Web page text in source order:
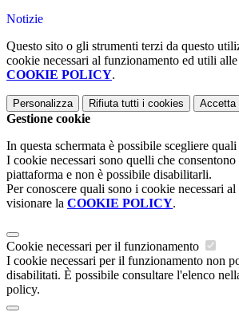
Notizie
Questo sito o gli strumenti terzi da questo
cookie necessari al funzionamento ed utili
COOKIE POLICY.
Personalizza Rifiuta tutti i cookies Accetta
Gestione cookie
In questa schermata è possibile scegliere
I cookie necessari sono quelli che
piattaforma e non è possibile disabilitarli.
Per conoscere quali sono i cookie necessari
visionare la COOKIE POLICY.
Cookie necessari per il funzionamento
I cookie necessari per il funzionamento non
disabilitati. È possibile consultare l'elenco
policy.